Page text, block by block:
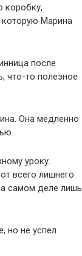
коробку,
которую Марина
после
что-то полезное
Она медленно
уроку.
всего лишнего.
самом деле лишь
но не успел